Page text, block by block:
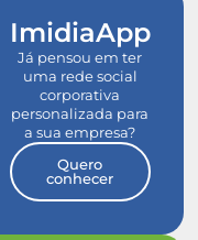
ImidiaApp
Já pensou em ter
uma rede social
corporativa
personalizada para
a sua empresa?
Quero
conhecer